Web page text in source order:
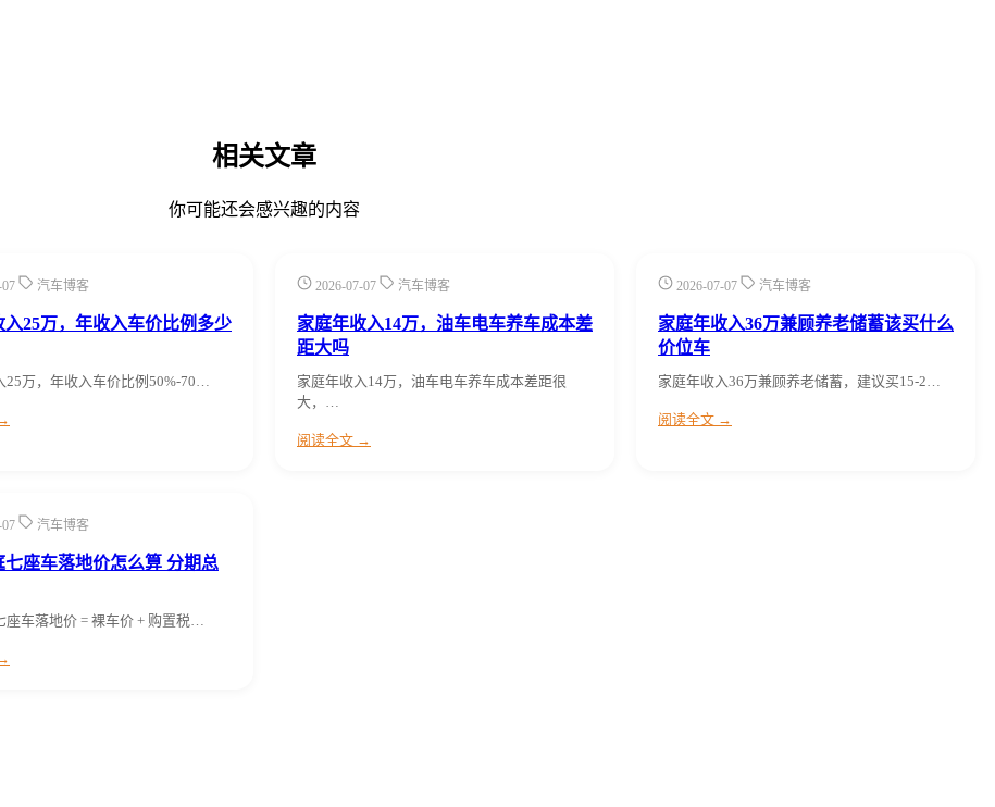
相关文章
你可能还会感兴趣的内容
汽车博客
入25万，年收入车价比例多少
25万，年收入车价比例50%-70…
2026-07-07 汽车博客
家庭年收入14万，油车电车养车成本差
距大吗
家庭年收入14万，油车电车养车成本差距很
大，…
阅读全文 →
2026-07-07 汽车博客
家庭年收入36万兼顾养老储蓄该买什么
价位车
家庭年收入36万兼顾养老储蓄，建议买15-2…
阅读全文 →
汽车博客
七座车落地价怎么算 分期总
座车落地价 = 裸车价 + 购置税…